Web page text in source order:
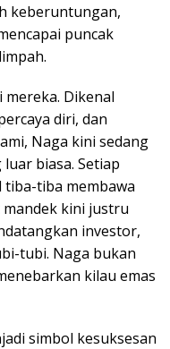
keberuntungan,
puncak
mereka. Dikenal
diri, dan
Naga kini sedang
biasa. Setiap
tiba-tiba membawa
mandek kini justru
investor,
tubi. Naga bukan
kilau emas
simbol kesuksesan